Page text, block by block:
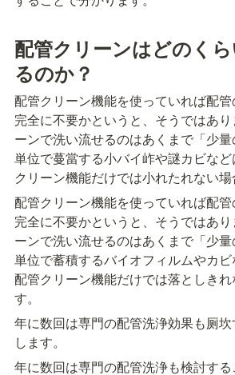
配管クリーンはどのく
るのか？
配管クリーン機能を使っていれば配
完全に不要かというと、そうではあ
ーンで洗い流せるのはあくまで「少
単位で蔓當する小バイ岞や謎カビな
クリーン機能だけでは小れたれない場
配管クリーン機能を使っていれば配
完全に不要かというと、そうではあ
ーンで洗い流せるのはあくまで「少
単位で蓄積するバイオフィルムやカ
配管クリーン機能だけでは落としき
す。
年に数回は専門の配管洗浄効果も厕
します。
年に数回は専門の配管洗浄も検討す